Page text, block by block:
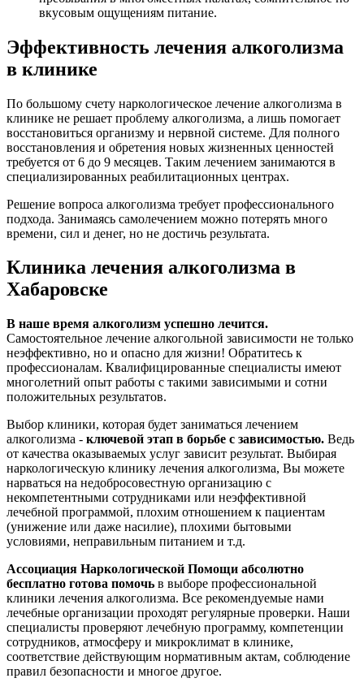
вкусовым ощущениям питание.
Эффективность лечения алкоголизма
в клинике
По большому счету наркологическое лечение алкоголизма в
клинике не решает проблему алкоголизма, а лишь помогает
восстановиться организму и нервной системе. Для полного
восстановления и обретения новых жизненных ценностей
требуется от 6 до 9 месяцев. Таким лечением занимаются в
специализированных реабилитационных центрах.
Решение вопроса алкоголизма требует профессионального
подхода. Занимаясь самолечением можно потерять много
времени, сил и денег, но не достичь результата.
Клиника лечения алкоголизма в
Хабаровске
В наше время алкоголизм успешно лечится.
Самостоятельное лечение алкогольной зависимости не только
неэффективно, но и опасно для жизни! Обратитесь к
профессионалам. Квалифицированные специалисты имеют
многолетний опыт работы с такими зависимыми и сотни
положительных результатов.
Выбор клиники, которая будет заниматься лечением
алкоголизма - ключевой этап в борьбе с зависимостью. Ведь
от качества оказываемых услуг зависит результат. Выбирая
наркологическую клинику лечения алкоголизма, Вы можете
нарваться на недобросовестную организацию с
некомпетентными сотрудниками или неэффективной
лечебной программой, плохим отношением к пациентам
(унижение или даже насилие), плохими бытовыми
условиями, неправильным питанием и т.д.
Ассоциация Наркологической Помощи абсолютно
бесплатно готова помочь в выборе профессиональной
клиники лечения алкоголизма. Все рекомендуемые нами
лечебные организации проходят регулярные проверки. Наши
специалисты проверяют лечебную программу, компетенции
сотрудников, атмосферу и микроклимат в клинике,
соответствие действующим нормативным актам, соблюдение
правил безопасности и многое другое.